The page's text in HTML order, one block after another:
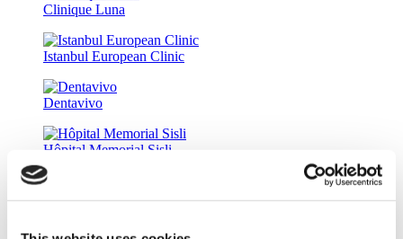
Clinique Luna
Istanbul European Clinic
Dentavivo
Hôpital Memorial Sisli